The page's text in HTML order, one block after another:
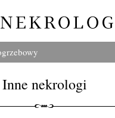
Inne nekrologi